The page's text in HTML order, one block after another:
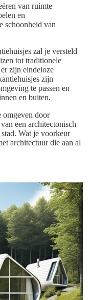
van ruimte
en
schoonheid van
zal je versteld
tot traditionele
zijn eindeloze
zijn
te passen en
en buiten.
omgeven door
een architectonisch
Wat je voorkeur
architectuur die aan al